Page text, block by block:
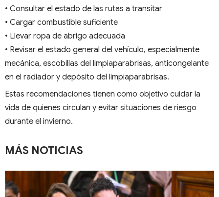
• Consultar el estado de las rutas a transitar
• Cargar combustible suficiente
• Llevar ropa de abrigo adecuada
• Revisar el estado general del vehículo, especialmente
mecánica, escobillas del limpiaparabrisas, anticongelante
en el radiador y depósito del limpiaparabrisas.
Estas recomendaciones tienen como objetivo cuidar la
vida de quienes circulan y evitar situaciones de riesgo
durante el invierno.
MÁS NOTICIAS